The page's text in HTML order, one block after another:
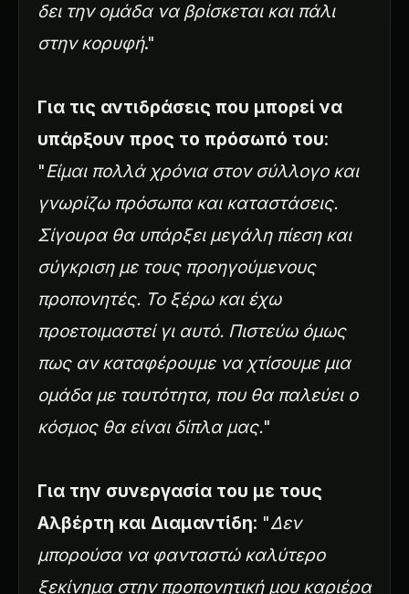
δει την ομάδα να βρίσκεται και πάλι
στην κορυφή."
Για τις αντιδράσεις που μπορεί να
υπάρξουν προς το πρόσωπό του:
"Είμαι πολλά χρόνια στον σύλλογο και
γνωρίζω πρόσωπα και καταστάσεις.
Σίγουρα θα υπάρξει μεγάλη πίεση και
σύγκριση με τους προηγούμενους
προπονητές. Το ξέρω και έχω
προετοιμαστεί γι αυτό. Πιστεύω όμως
πως αν καταφέρουμε να χτίσουμε μια
ομάδα με ταυτότητα, που θα παλεύει ο
κόσμος θα είναι δίπλα μας."
Για την συνεργασία του με τους
Αλβέρτη και Διαμαντίδη: "Δεν
μπορούσα να φανταστώ καλύτερο
ξεκίνημα στην προπονητική μου καριέρα